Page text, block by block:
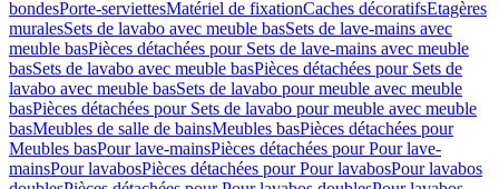
bondesPorte-serviettesMatériel de fixationCaches décoratifsEtagères
muralesSets de lavabo avec meuble basSets de lave-mains avec
meuble basPièces détachées pour Sets de lave-mains avec meuble
basSets de lavabo avec meuble basPièces détachées pour Sets de
lavabo avec meuble basSets de lavabo pour meuble avec meuble
basPièces détachées pour Sets de lavabo pour meuble avec meuble
basMeubles de salle de bainsMeubles basPièces détachées pour
Meubles basPour lave-mainsPièces détachées pour Pour lave-
mainsPour lavabosPièces détachées pour Pour lavabosPour lavabos